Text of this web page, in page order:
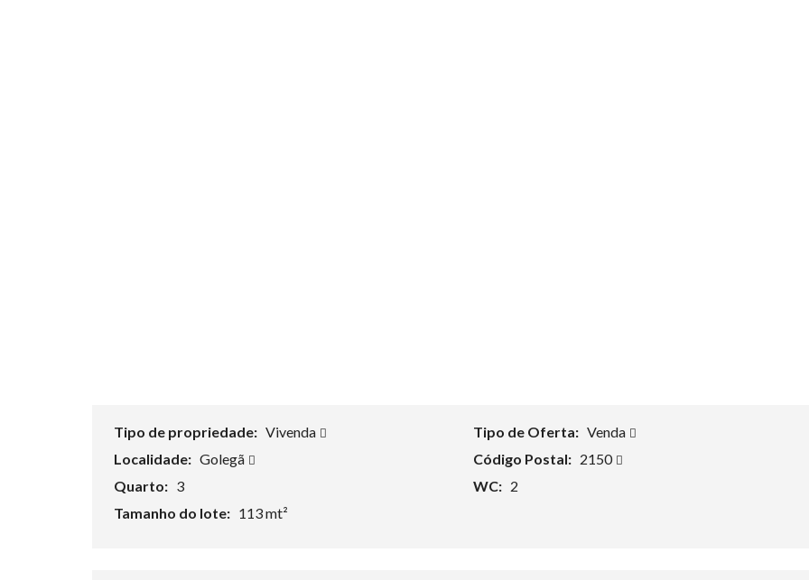
Tipo de propriedade: Vivenda Tipo de Oferta: Venda
Localidade: Golegã Código Postal: 2150
Quarto: 3 WC: 2
Tamanho do lote: 113 mt²